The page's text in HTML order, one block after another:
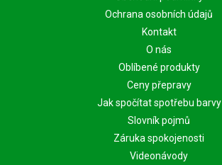
Ochrana osobních údajů
Kontakt
O nás
Oblíbené produkty
Ceny přepravy
Jak spočítat spotřebu barvy
Slovník pojmů
Záruka spokojenosti
Videonávody